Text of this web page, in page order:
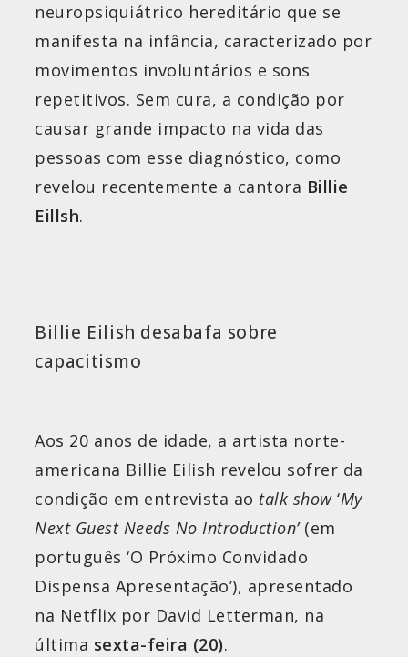
neuropsiquiátrico hereditário que se
manifesta na infância, caracterizado por
movimentos involuntários e sons
repetitivos. Sem cura, a condição por
causar grande impacto na vida das
pessoas com esse diagnóstico, como
revelou recentemente a cantora Billie
Eillsh.
Billie Eilish desabafa sobre
capacitismo
Aos 20 anos de idade, a artista norte-
americana Billie Eilish revelou sofrer da
condição em entrevista ao talk show‘My
Next Guest Needs No Introduction’ (em
português ‘O Próximo Convidado
Dispensa Apresentação’), apresentado
na Netflix por David Letterman, na
última sexta-feira (20).